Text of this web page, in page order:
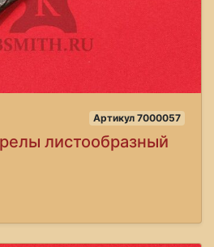
Артикул 7000057
листообразный